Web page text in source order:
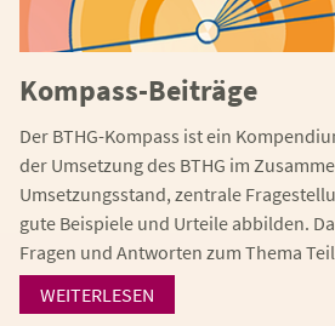
Kompass-Beiträge
Der BTHG-Kompass ist ein
der Umsetzung des BTHG im
Umsetzungsstand, zentrale
gute Beispiele und Urteile abbilden.
Fragen und Antworten zum Thema
WEITERLESEN